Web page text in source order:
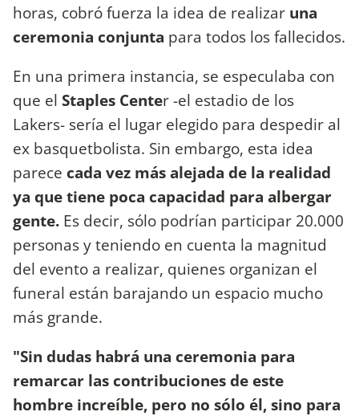
horas, cobró fuerza la idea de realizar una
ceremonia conjunta para todos los fallecidos.
En una primera instancia, se especulaba con
que el Staples Center -el estadio de los
Lakers- sería el lugar elegido para despedir al
ex basquetbolista. Sin embargo, esta idea
parece cada vez más alejada de la realidad
ya que tiene poca capacidad para albergar
gente. Es decir, sólo podrían participar 20.000
personas y teniendo en cuenta la magnitud
del evento a realizar, quienes organizan el
funeral están barajando un espacio mucho
más grande.
"Sin dudas habrá una ceremonia para
remarcar las contribuciones de este
hombre increíble, pero no sólo él, sino para